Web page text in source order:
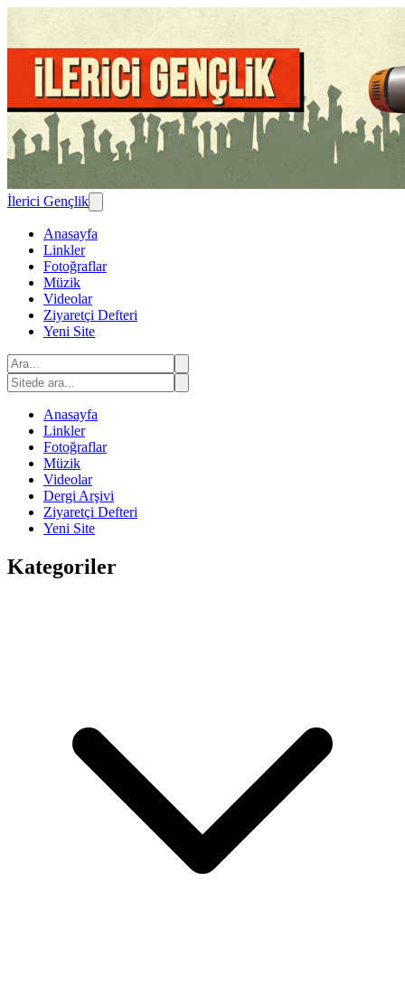
İlerici Gençlik
Anasayfa
Linkler
Fotoğraflar
Müzik
Videolar
Ziyaretçi Defteri
Yeni Site
Anasayfa
Linkler
Fotoğraflar
Müzik
Videolar
Dergi Arşivi
Ziyaretçi Defteri
Yeni Site
Kategoriler